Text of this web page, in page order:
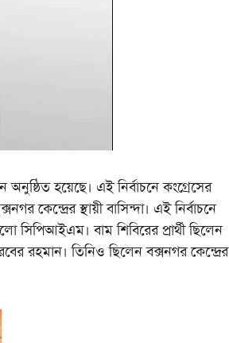
হয়েছে। এই নির্বাচনে কংগ্রেসের
কেন্দ্রের স্থায়ী বাসিন্দা। এই নির্বাচনে
সিপিআইএম। বাম শিবিরের প্রার্থী ছিলেন
রহমান। তিনিও ছিলেন বক্সনগর কেন্দ্রের